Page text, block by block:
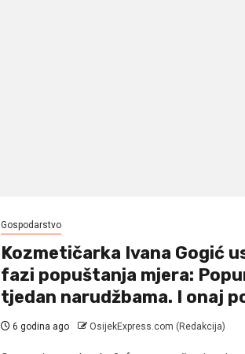
Gospodarstvo
Kozmetičarka Ivana Gogić
fazi popuštanja mjera:
tjedan narudžbama. I onaj
6 godina ago OsijekExpress.com (Redakcija)